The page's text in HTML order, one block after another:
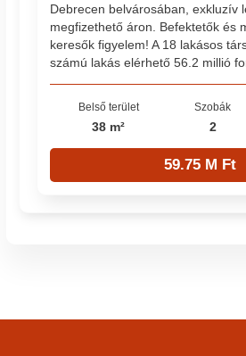
Debrecen belvárosában, exkluzív
megfizethető áron. Befektetők és
keresők figyelem! A 18 lakásos
számú lakás elérhető 56.2 millió
Belső terület
38 m²
Szobák
2
59.75 M Ft